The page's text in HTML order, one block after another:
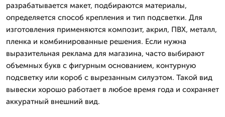
разрабатывается макет, подбираются материалы,
определяется способ крепления и тип подсветки. Для
изготовления применяются композит, акрил, ПВХ, металл,
пленка и комбинированные решения. Если нужна
выразительная реклама для магазина, часто выбирают
объемных букв с фигурным основанием, контурную
подсветку или короб с вырезанным силуэтом. Такой вид
вывески хорошо работает в любое время года и сохраняет
аккуратный внешний вид.